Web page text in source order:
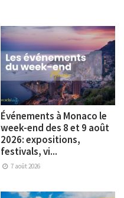
Événements à Monaco le
week-end des 8 et 9 août
2026: expositions,
festivals, vi...
7 août 2026